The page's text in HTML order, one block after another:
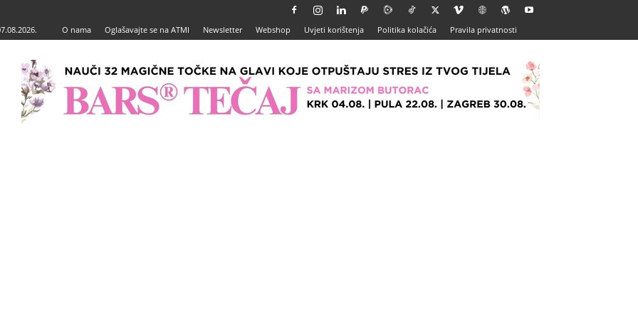
O nama Oglašavajte se na ATMI Newsletter Webshop Uvjeti korištenja Politika kolačića Pravila privatnosti